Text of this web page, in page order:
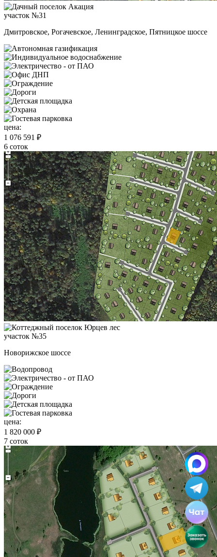
участок №31
Дмитровское, Рогачевское, Ленинградское, Пятницкое шоссе
цена:
1 076 591 ₽
6 соток
участок №35
Новорижское шоссе
цена:
1 820 000 ₽
7 соток